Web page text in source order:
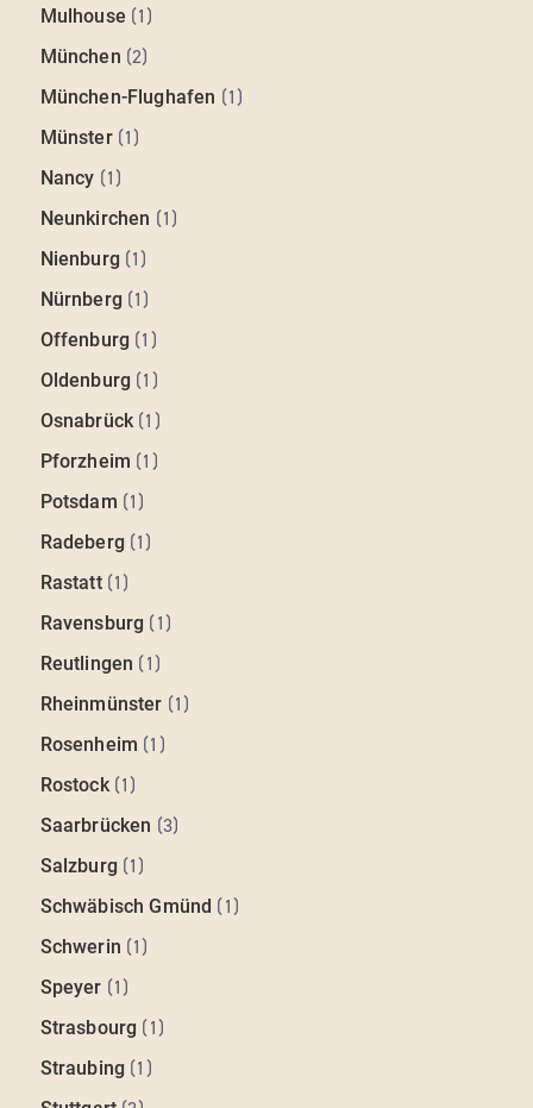
Mulhouse (1 )
München (2)
München-Flughafen (1 )
Münster(1 )
Nancy (1 )
Neunkirchen (1 )
Nienburg (1 )
Nürnberg (1 )
Offenburg (1 )
Oldenburg (1 )
Osnabrück(1 )
Pforzheim (1 )
Potsdam (1 )
Radeberg (1 )
Rastatt(1 )
Ravensburg (1 )
Reutlingen (1 )
Rheinmünster (1 )
Rosenheim (1 )
Rostock(1 )
Saarbrücken (3)
Salzburg (1 )
Schwäbisch Gmünd (1 )
Schwerin (1 )
Speyer (1 )
Strasbourg (1 )
Straubing (1 )